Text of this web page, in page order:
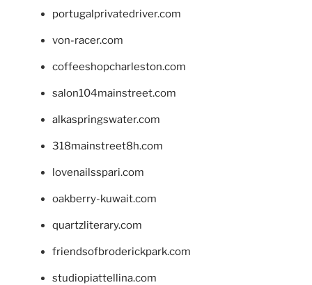
portugalprivatedriver.com
von-racer.com
coffeeshopcharleston.com
salon104mainstreet.com
alkaspringswater.com
318mainstreet8h.com
lovenailsspari.com
oakberry-kuwait.com
quartzliterary.com
friendsofbroderickpark.com
studiopiattellina.com